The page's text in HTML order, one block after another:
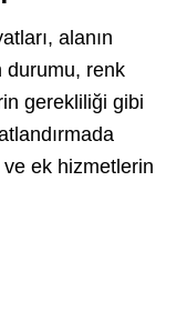
alanın
durumu, renk
gerekliliği gibi
ek hizmetlerin